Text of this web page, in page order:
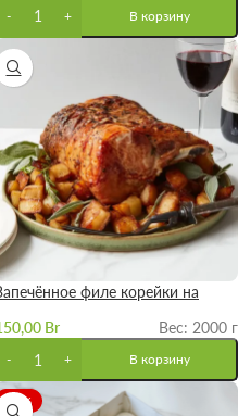
В корзину
филе корейки на
Br Вес: 2000 г
В корзину
-21%